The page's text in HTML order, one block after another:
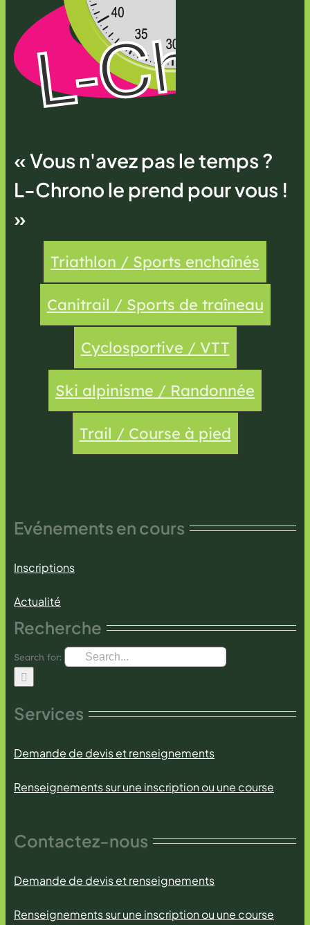
« Vous n'avez pas le temps ?
L-Chrono le prend pour vous !
»
Triathlon / Sports enchaînés
Canitrail / Sports de traîneau
Cyclosportive / VTT
Ski alpinisme / Randonnée
Trail / Course à pied
Evénements en cours
Inscriptions
Actualité
Recherche
Search for:
Services
Demande de devis et renseignements
Renseignements sur une inscription ou une course
Contactez-nous
Demande de devis et renseignements
Renseignements sur une inscription ou une course